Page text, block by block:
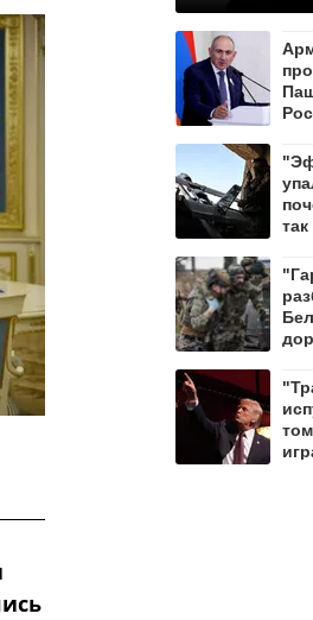
Ленобласти